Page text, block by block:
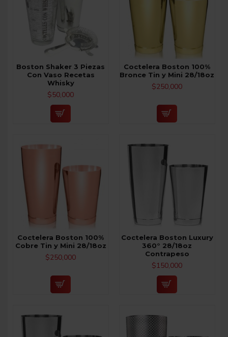
Boston Shaker 3 Piezas
Con Vaso Recetas
Whisky
$50,000
Coctelera Boston 100%
Bronce Tin y Mini 28/18oz
$250,000
Coctelera Boston 100%
Cobre Tin y Mini 28/18oz
$250,000
Coctelera Boston Luxury
360° 28/18oz
Contrapeso
$150,000